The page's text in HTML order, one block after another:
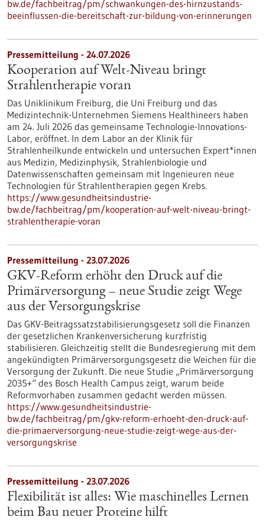
bw.de/fachbeitrag/pm/schwankungen-des-hirnzustands-
beeinflussen-die-bereitschaft-zur-bildung-von-erinnerungen
Pressemitteilung - 24.07.2026
Kooperation auf Welt-Niveau bringt
Strahlentherapie voran
Das Uniklinikum Freiburg, die Uni Freiburg und das
Medizintechnik-Unternehmen Siemens Healthineers haben
am 24. Juli 2026 das gemeinsame Technologie-Innovations-
Labor, eröffnet. In dem Labor an der Klinik für
Strahlenheilkunde entwickeln und untersuchen Expert*innen
aus Medizin, Medizinphysik, Strahlenbiologie und
Datenwissenschaften gemeinsam mit Ingenieuren neue
Technologien für Strahlentherapien gegen Krebs.
https://www.gesundheitsindustrie-
bw.de/fachbeitrag/pm/kooperation-auf-welt-niveau-bringt-
strahlentherapie-voran
Pressemitteilung - 23.07.2026
GKV-Reform erhöht den Druck auf die
Primärversorgung – neue Studie zeigt Wege
aus der Versorgungskrise
Das GKV-Beitragssatzstabilisierungsgesetz soll die Finanzen
der gesetzlichen Krankenversicherung kurzfristig
stabilisieren. Gleichzeitig stellt die Bundesregierung mit dem
angekündigten Primärversorgungsgesetz die Weichen für die
Versorgung der Zukunft. Die neue Studie „Primärversorgung
2035+“ des Bosch Health Campus zeigt, warum beide
Reformvorhaben zusammen gedacht werden müssen.
https://www.gesundheitsindustrie-
bw.de/fachbeitrag/pm/gkv-reform-erhoeht-den-druck-auf-
die-primaerversorgung-neue-studie-zeigt-wege-aus-der-
versorgungskrise
Pressemitteilung - 23.07.2026
Flexibilität ist alles: Wie maschinelles Lernen
beim Bau neuer Proteine hilft